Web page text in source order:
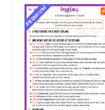
PREMIUM